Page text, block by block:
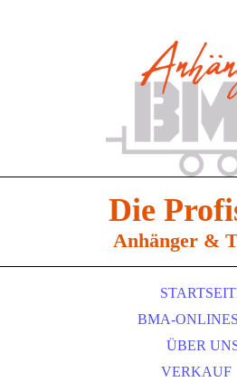
Die
Anhänger &
BMA-
ÜBER
VERKAUF